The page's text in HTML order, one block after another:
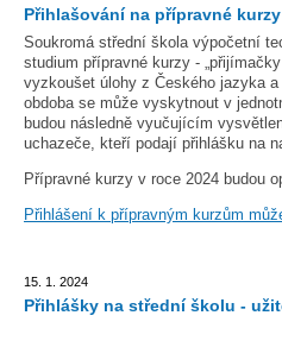
Přihlašování na přípravné
Soukromá střední škola výpočetní
studium přípravné kurzy -
vyzkoušet úlohy z Českého jazyka
obdoba se může vyskytnout v
budou následně vyučujícím
uchazeče, kteří podají přihlášku na
Přípravné kurzy v roce 2024 budou
Přihlášení k přípravným kurzům
15. 1. 2024
Přihlášky na střední školu -